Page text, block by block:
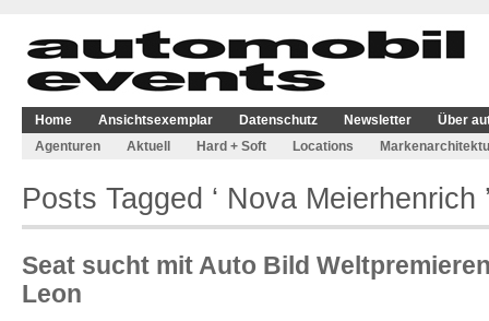
Home Ansichtsexemplar Datenschutz Newsletter
Über
Agenturen
Aktuell Hard + Soft Locations
Posts Tagged ‘ Nova Meierhenrich
Seat sucht mit Auto Bild
Leon